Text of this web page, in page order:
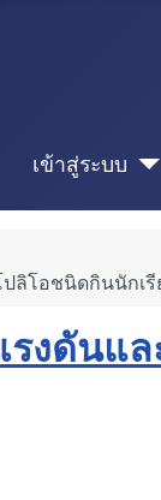
เข้าสู่ระบบ
โอชนิดกินนักเ
งดันแล